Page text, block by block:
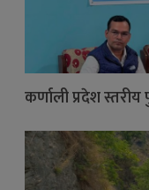
कर्णाली प्रदेश